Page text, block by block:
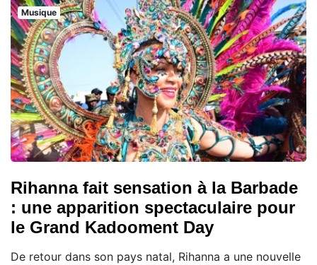
Musique
Rihanna fait sensation à la Barbade
: une apparition spectaculaire pour
le Grand Kadooment Day
De retour dans son pays natal, Rihanna a une nouvelle